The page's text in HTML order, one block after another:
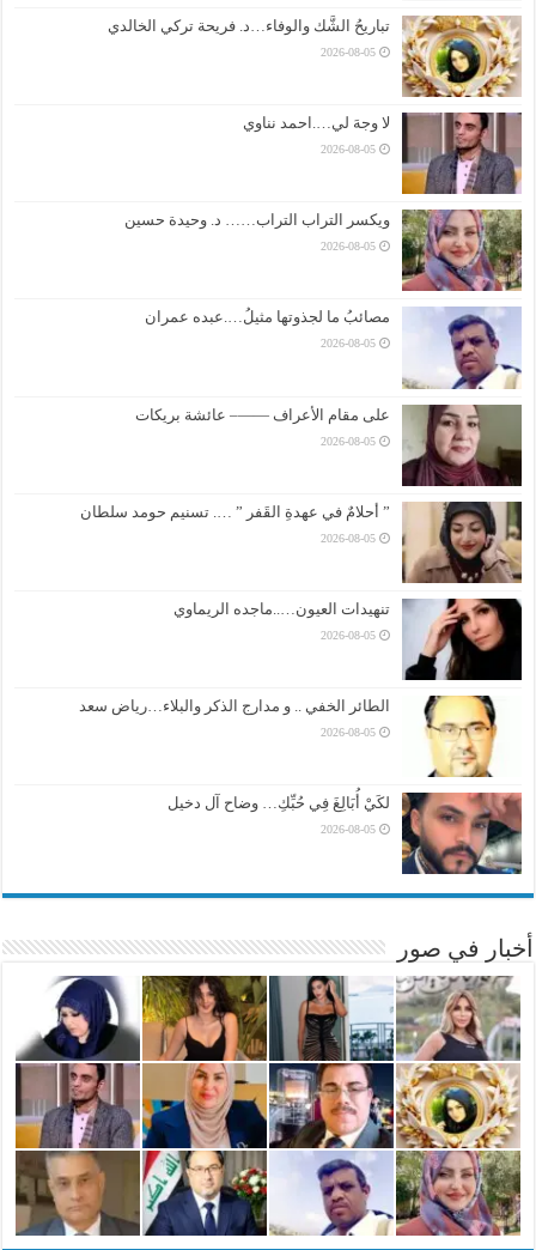
تباريحُ الشَّك والوفاء…د. فريحة تركي الخالدي
2026-08-05
لا وجهَ لي….احمد نناوي
2026-08-05
ويكسر التراب التراب…… د. وحيدة حسين
2026-08-05
مصائبُ ما لجذوتها مثيلُ….عبده عمران
2026-08-05
على مقام الأعراف ——– عائشة بريكات
2026-08-05
” أحلامٌ في عهدةِ القَفر ” …. تسنيم حومد سلطان
2026-08-05
تنهيدات العيون…..ماجده الريماوي
2026-08-05
الطائر الخفي .. و مدارج الذكر والبلاء…رياض سعد
2026-08-05
لكَيْ أُبَالِغَ فِي حُبِّكِ… وضاح آل دخيل
2026-08-05
أخبار في صور